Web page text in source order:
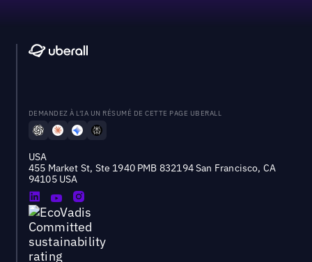
DEMANDEZ À L'IA UN RÉSUMÉ DE CETTE PAGE UBERALL
USA
455 Market St, Ste 1940 PMB 832194 San Francisco, CA
94105 USA